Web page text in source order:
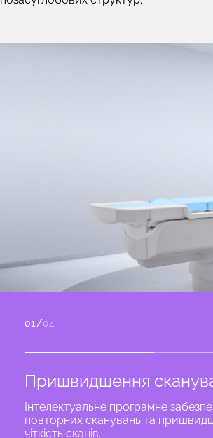
Пришвидшення
Інтелектуальне програмне
повторних сканувань та
чіткість сканів.
01 /04